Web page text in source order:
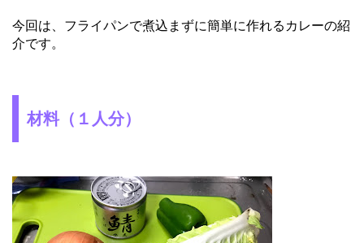
今回は、フライパンで煮込まずに簡単に作れるカレーの紹
介です。
材料（１人分）